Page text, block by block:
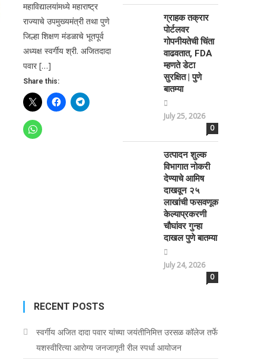
महाविद्यालयांमध्ये महाराष्ट्र
राज्याचे उपमुख्यमंत्री तथा पुणे
जिल्हा शिक्षण मंडळाचे भूतपूर्व
अध्यक्ष स्वर्गीय श्री. अजितदादा
पवार […]
Share this:
ग्राहक तक्रार
पोर्टलवर
गोपनीयतेची चिंता
वाढवतात, FDA
म्हणते डेटा
सुरक्षित | पुणे
बातम्या
July 25, 2026
0
उत्पादन शुल्क
विभागात नोकरी
देण्याचे आमिष
दाखवून २५
लाखांची फसवणूक
केल्याप्रकरणी
चौघांवर गुन्हा
दाखल पुणे बातम्या
July 24, 2026
0
RECENT POSTS
स्वर्गीय अजित दादा पवार यांच्या जयंतीनिमित्त उरसळ कॉलेज तर्फे
यशस्वीरित्या आरोग्य जनजागृती रील स्पर्धा आयोजन